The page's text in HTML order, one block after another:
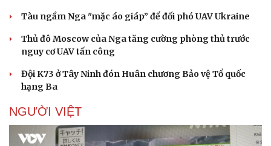
Tàu ngầm Nga "mặc áo giáp” để đối phó UAV Ukraine
Thủ đô Moscow của Nga tăng cường phòng thủ trước
nguy cơ UAV tấn công
Đội K73 ở Tây Ninh đón Huân chương Bảo vệ Tổ quốc
hạng Ba
NGƯỜI VIỆT